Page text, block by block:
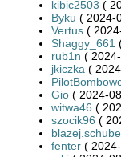
kibic2503 (
Byku ( 2024-
Vertus (
Shaggy_661
rub1n (
jkiczka (
Gio ( 2024-
witwa46 (
szocik96 (
fenter (